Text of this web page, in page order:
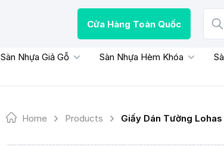
Cửa Hàng Toàn Quốc
Sàn Nhựa Giả Gỗ Sàn Nhựa Hèm Khóa
Home Products Giấy Dán Tường Lohas